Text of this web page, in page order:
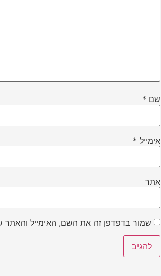
שם *
אימייל *
אתר
שמור בדפדפן זה את השם, האימייל